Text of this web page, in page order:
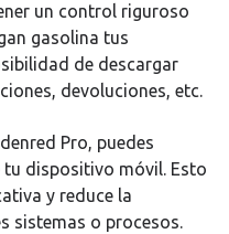
un control riguroso
gasolina tus
de descargar
devoluciones, etc.
Pro, puedes
tu dispositivo móvil. Esto
y reduce la
sistemas o procesos.